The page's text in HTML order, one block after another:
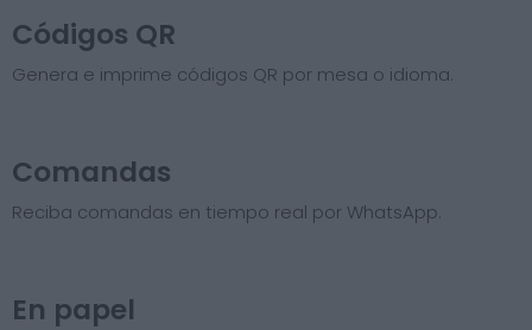
Códigos QR
Genera e imprime códigos QR por mesa o idioma.
Comandas
Reciba comandas en tiempo real por WhatsApp.
En papel